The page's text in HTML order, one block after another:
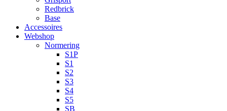
Redbrick
Base
Accessoires
Webshop
Normering
S1P
S1
S2
S3
S4
S5
SB